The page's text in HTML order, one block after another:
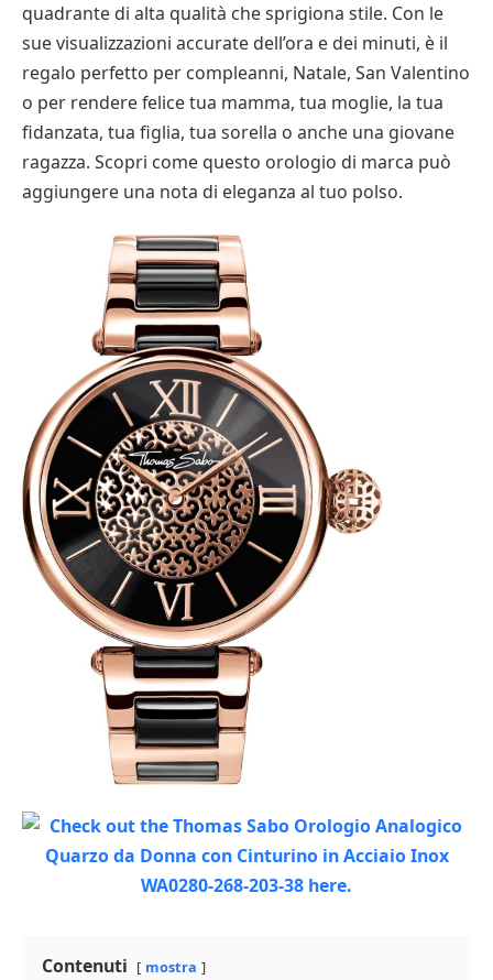
quadrante di alta qualità che sprigiona stile. Con le
sue visualizzazioni accurate dell’ora e dei minuti, è il
regalo perfetto per compleanni, Natale, San Valentino
o per rendere felice tua mamma, tua moglie, la tua
fidanzata, tua figlia, tua sorella o anche una giovane
ragazza. Scopri come questo orologio di marca può
aggiungere una nota di eleganza al tuo polso.
Contenuti mostra